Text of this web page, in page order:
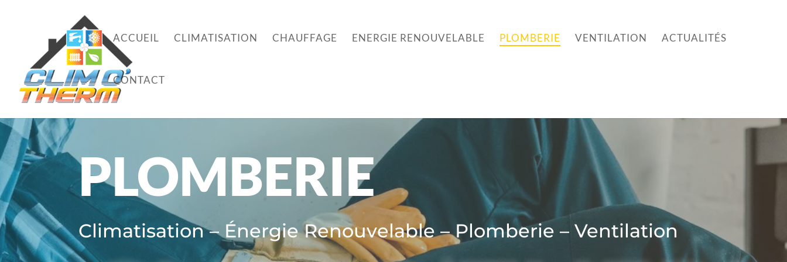
ACCUEIL CLIMATISATION CHAUFFAGE ENERGIE RENOUVELABLE PLOMBERIE VENTILATION ACTUALITÉS
CONTACT
PLOMBERIE
Climatisation – Énergie Renouvelable – Plomberie – Ventilation